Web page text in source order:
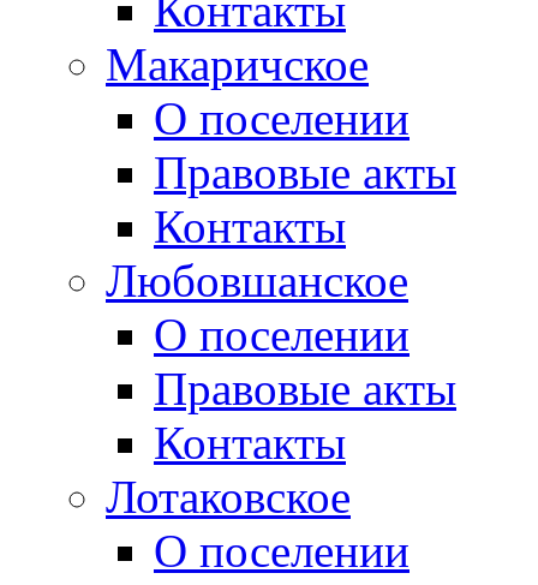
Макаричское
О поселении
Правовые акты
Контакты
Любовшанское
О поселении
Правовые акты
Контакты
Лотаковское
О поселении